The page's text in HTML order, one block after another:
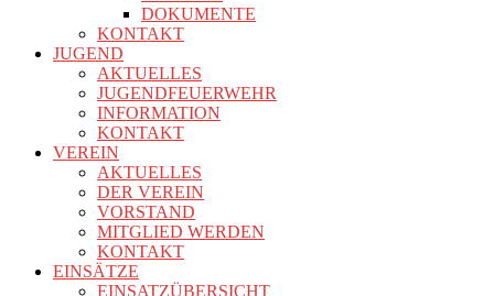
DOKUMENTE
KONTAKT
JUGEND
AKTUELLES
JUGENDFEUERWEHR
INFORMATION
KONTAKT
VEREIN
AKTUELLES
DER VEREIN
VORSTAND
MITGLIED WERDEN
KONTAKT
EINSÄTZE
EINSATZÜBERSICHT